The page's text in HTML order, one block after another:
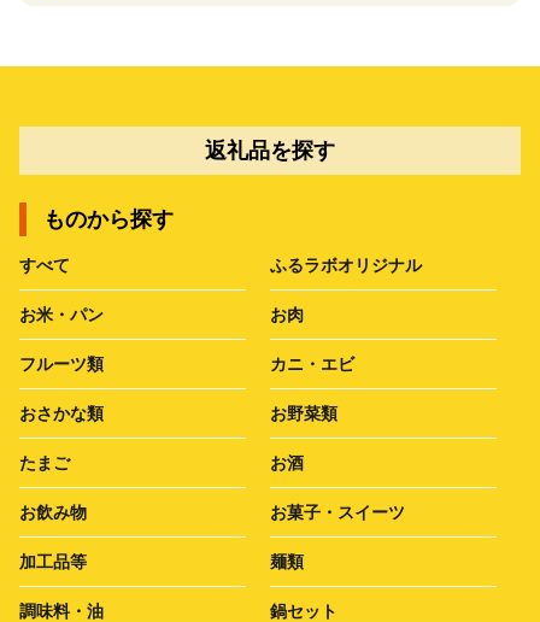
返礼品を探す
ものから探す
すべて ふるラボオリジナル
お米・パン お肉
フルーツ類 カニ・エビ
おさかな類 お野菜類
たまご お酒
お飲み物 お菓子・スイーツ
加工品等 麺類
調味料・油 鍋セット